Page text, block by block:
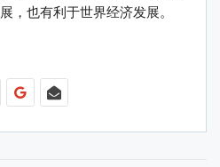
，也有利于世界经济发展。